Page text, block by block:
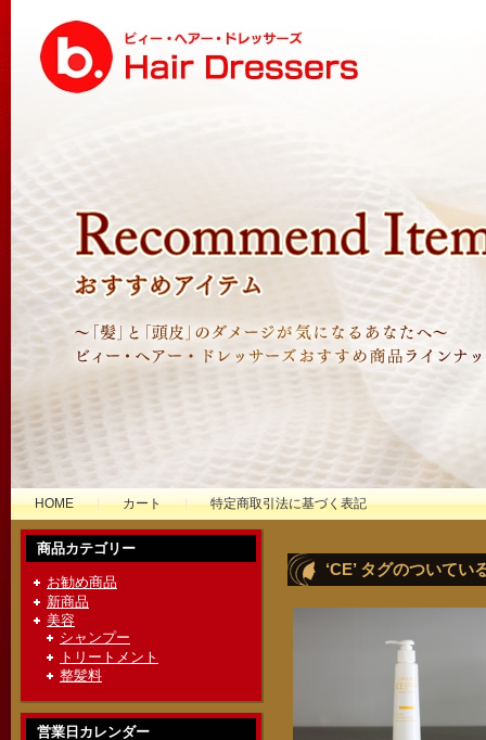
HOME カート 特定商取引法に基づく表記
商品カテゴリー
お勧め商品
新商品
美容
シャンプー
トリートメント
整髪料
営業日カレンダー
‘CE’ タグのついてい